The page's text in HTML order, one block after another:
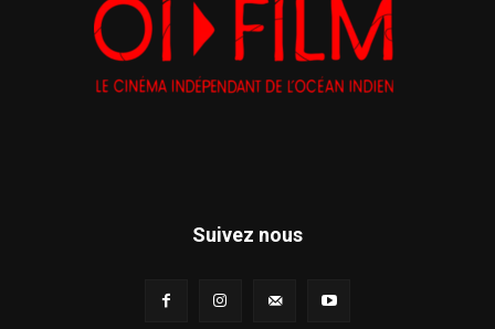
Suivez nous